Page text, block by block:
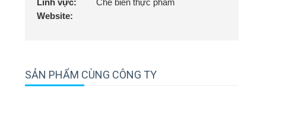
Lĩnh vực:
Chế biến thực phẩm
Website:
SẢN PHẨM CÙNG CÔNG TY